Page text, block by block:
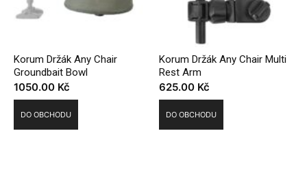
Korum Držák Any Chair
Groundbait Bowl
1050.00 Kč
DO OBCHODU
Korum Držák Any Chair Multi
Rest Arm
625.00 Kč
DO OBCHODU